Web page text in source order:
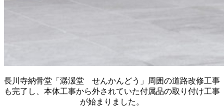
長川寺納骨堂「潺湲堂 せんかんどう」周囲の道路改修工事
も完了し、本体工事から外されていた付属品の取り付け工事
が始まりました。